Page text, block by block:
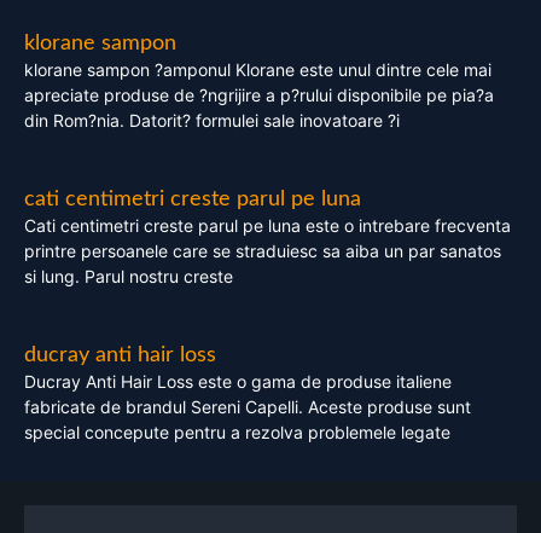
klorane sampon
klorane sampon ?amponul Klorane este unul dintre cele mai
apreciate produse de ?ngrijire a p?rului disponibile pe pia?a
din Rom?nia. Datorit? formulei sale inovatoare ?i
cati centimetri creste parul pe luna
Cati centimetri creste parul pe luna este o intrebare frecventa
printre persoanele care se straduiesc sa aiba un par sanatos
si lung. Parul nostru creste
ducray anti hair loss
Ducray Anti Hair Loss este o gama de produse italiene
fabricate de brandul Sereni Capelli. Aceste produse sunt
special concepute pentru a rezolva problemele legate